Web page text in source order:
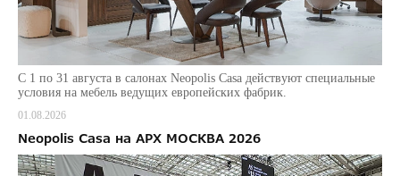
С 1 по 31 августа в салонах Neopolis Casa действуют специальные
условия на мебель ведущих европейских фабрик.
01.08.2026
Neopolis Casa на АРХ МОСКВА 2026